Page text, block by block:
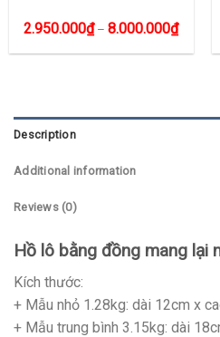
2.950.000₫– 8.000.000₫
Description
Additional information
Reviews (0)
Hồ lô bằng đồng mang lại
Kích thước:
+ Mẫu nhỏ 1.28kg: dài 12cm x
+ Mẫu trung bình 3.15kg: dài